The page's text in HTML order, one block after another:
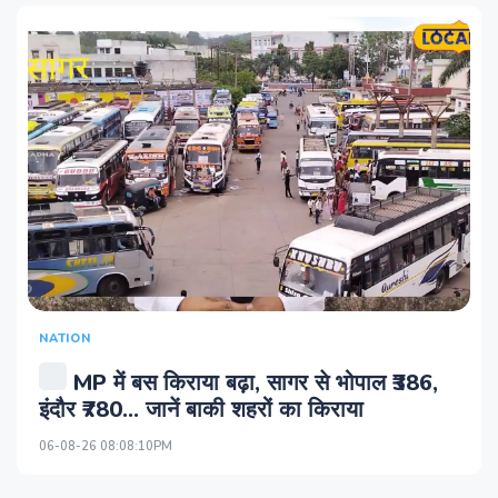
NATION
MP में बस किराया बढ़ा, सागर से भोपाल ₹386,
इंदौर ₹780... जानें बाकी शहरों का किराया
06-08-26 08:08:10PM